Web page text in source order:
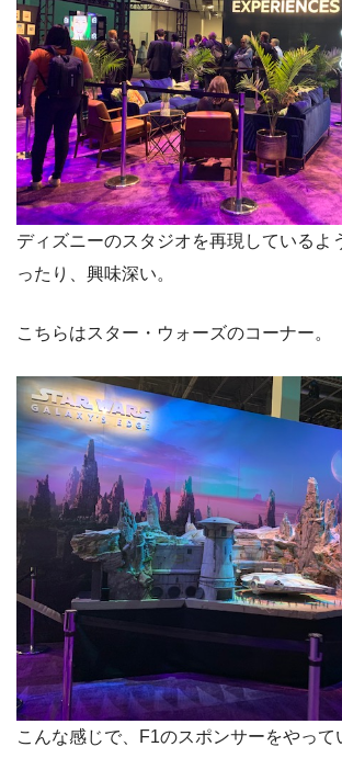
ディズニーのスタジオを再現しているよ
ったり、興味深い。
こちらはスター・ウォーズのコーナー。
こんな感じで、F1のスポンサーをやって